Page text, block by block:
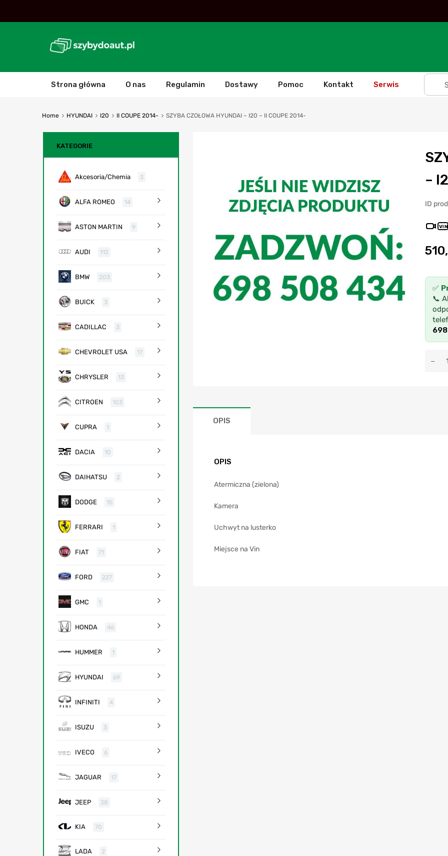
Strona główna O nas Regulamin Dostawy Pomoc Kontakt Serwis
Home HYUNDAI I20 II COUPE 2014- SZYBA CZOŁOWA HYUNDAI – I20 – II COUPE 2014-
–
ID
VIN
✅
📞
OPIS
OPIS
Atermiczna (zielona)
Kamera
Uchwyt na lusterko
Miejsce na Vin
KATEGORIE
Akcesoria/Chemia 3
ALFA ROMEO 14
ASTON MARTIN 9
AUDI 112
BMW 203
BUICK 3
CADILLAC 3
CHEVROLET USA 17
CHRYSLER 13
CITROEN 103
CUPRA 1
DACIA 10
DAIHATSU 2
DODGE 15
FERRARI 1
FIAT 71
FORD 227
GMC 1
HONDA 46
HUMMER 1
HYUNDAI 69
INFINITI 4
ISUZU 3
IVECO 6
JAGUAR 17
JEEP 38
KIA 70
LADA 2